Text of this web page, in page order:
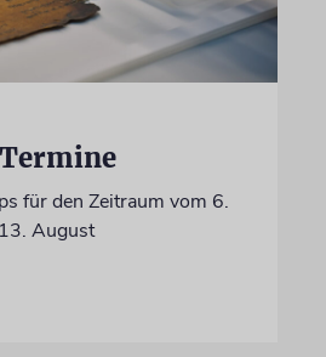
für den Zeitraum vom 6.
August